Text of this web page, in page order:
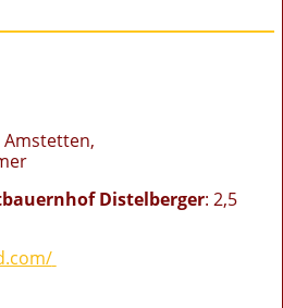
Amstetten,
Distelberger: 2,5